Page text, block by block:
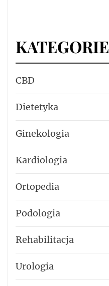
KATEGORIE
CBD
Dietetyka
Ginekologia
Kardiologia
Ortopedia
Podologia
Rehabilitacja
Urologia